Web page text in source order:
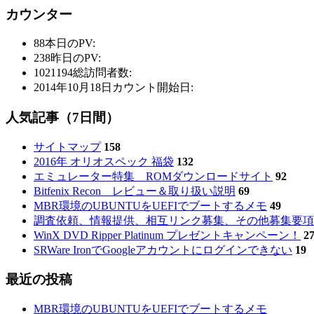
カウンター
88本日のPV:
238昨日のPV:
1021194総訪問者数:
2014年10月18日 カウント開始日:
人気記事（7日間）
サイトマップ 158
2016年 オリオスペック 福袋 132
エミュレーター特集 ROMダウンロードサイト 92
Bitfenix Recon レビュー＆取り扱い説明 69
MBR環境のUBUNTUをUEFIでブートするメモ 49
調査依頼、情報提供、相互リンク募集、その他募集要
WinX DVD Ripper Platinum プレゼントキャンペーン！
27
SRWare IronでGoogleアカウントにログインできない 19
最近の投稿
MBR環境のUBUNTUをUEFIでブートするメモ